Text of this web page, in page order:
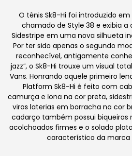
O tênis Sk8-Hi foi introduzido
chamado de Style 38 e exibia a
Sidestripe em uma nova silhueta
Por ter sido apenas o segundo
reconhecível, antigamente
jazz”, o Sk8-Hi trouxe um visual
Vans. Honrando aquele primeiro
Platform Sk8-Hi é feito com
camurça e lona na cor preta,
viras laterias em borracha na cor
cadarço também possui biqueiras
acolchoados firmes e o solado
característico da marca